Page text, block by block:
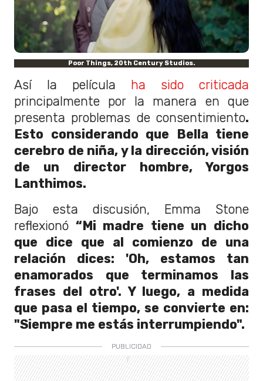
Poor Things, 20th Century Studios.
Así la película
ha sido criticada
principalmente por la manera en que
presenta problemas de consentimiento.
Esto considerando que Bella tiene
cerebro de niña, y la dirección, visión
de un director hombre, Yorgos
Lanthimos.
Bajo esta discusión, Emma Stone
reflexionó “Mi madre tiene un dicho
que dice que al comienzo de una
relación dices: 'Oh, estamos tan
enamorados que terminamos las
frases del otro'. Y luego, a medida
que pasa el tiempo, se convierte en:
"Siempre me estás interrumpiendo".